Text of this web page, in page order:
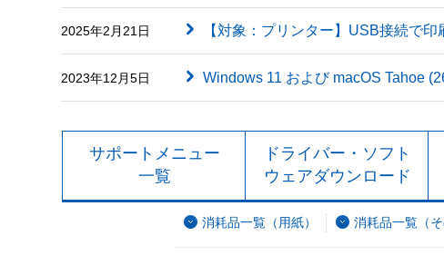
2025年2月21日 【対象：プリンター】USB接続で
2023年12月5日 Windows 11 および macOS Tahoe
サポートメニュー
一覧
ドライバー・ソフト
ウェアダウンロード
消耗品一覧（用紙） 消耗品一覧（そ